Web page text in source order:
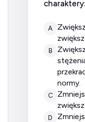
A
zwiększenie stężenia TSH,
B
zwiększenie stężenia TSH,
normy.
C
zmniejszenie stężenia TSH,
D
zmniejszenie stężenia TSH,